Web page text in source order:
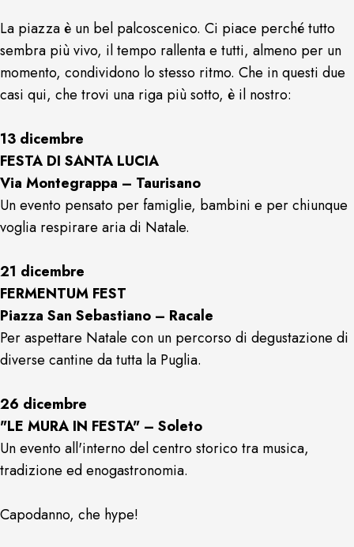
La piazza è un bel palcoscenico. Ci piace perché tutto
sembra più vivo, il tempo rallenta e tutti, almeno per un
momento, condividono lo stesso ritmo. Che in questi due
casi qui, che trovi una riga più sotto, è il nostro:
13 dicembre
FESTA DI SANTA LUCIA
Via Montegrappa – Taurisano
Un evento pensato per famiglie, bambini e per chiunque
voglia respirare aria di Natale.
21 dicembre
FERMENTUM FEST
Piazza San Sebastiano – Racale
Per aspettare Natale con un percorso di degustazione di
diverse cantine da tutta la Puglia.
26 dicembre
"LE MURA IN FESTA" – Soleto
Un evento all'interno del centro storico tra musica,
tradizione ed enogastronomia.
Capodanno, che hype!